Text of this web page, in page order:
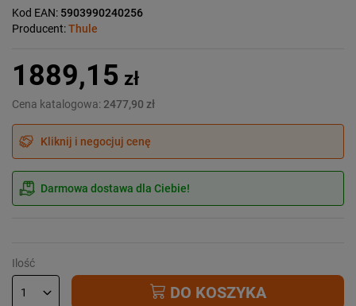
Kod EAN: 5903990240256
Producent:Thule
1889,15 zł
Cena katalogowa: 2477,90 zł
Kliknij i negocjuj cenę
Darmowa dostawa dla Ciebie!
Ilość
DO KOSZYKA